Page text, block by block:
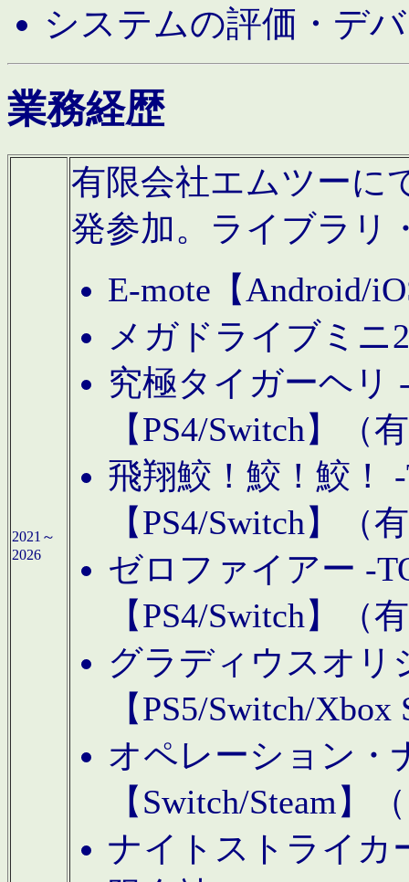
システムの評価・デ
業務経歴
2021～
2026
有限会社エムツーに
発参加。ライブラリ
E-mote【Android/
メガドライブミニ
究極タイガーヘリ
【PS4/Switch】（
飛翔鮫！鮫！鮫！
【PS4/Switch】（
ゼロファイアー -
【PS4/Switch】（
グラディウスオリ
【PS5/Switch/
オペレーション・
【Switch/Steam】
ナイトストライカ